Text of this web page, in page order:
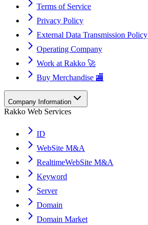
Terms of Service
Privacy Policy
External Data Transmission Policy
Operating Company
Work at Rakko 🚀
Buy Merchandise 🏬
Company Information
Rakko Web Services
ID
WebSite M&A
RealtimeWebSite M&A
Keyword
Server
Domain
Domain Market